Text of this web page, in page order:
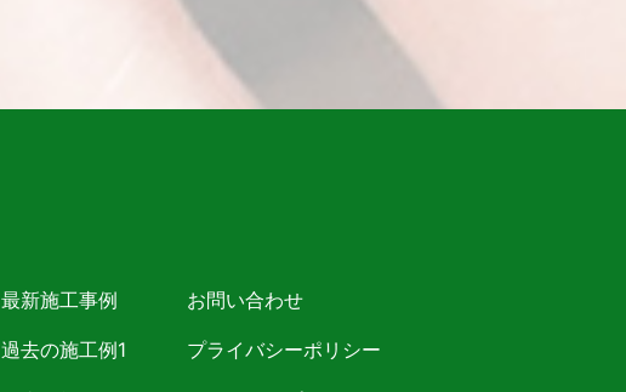
最新施工事例
過去の施工例1
お問い合わせ
プライバシーポリシー